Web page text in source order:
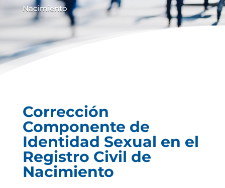
Nacimiento
Corrección
Componente de
Identidad Sexual en el
Registro Civil de
Nacimiento